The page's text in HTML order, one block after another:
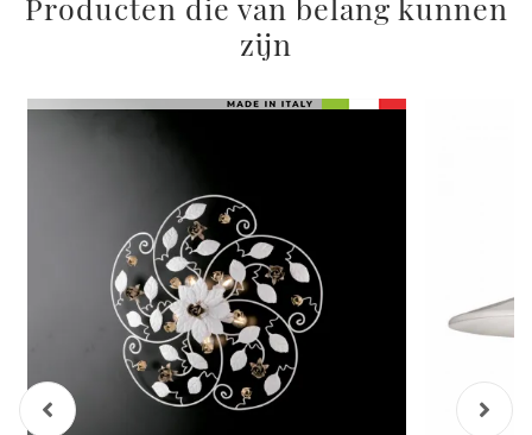
Producten die van belang kunnen
zijn